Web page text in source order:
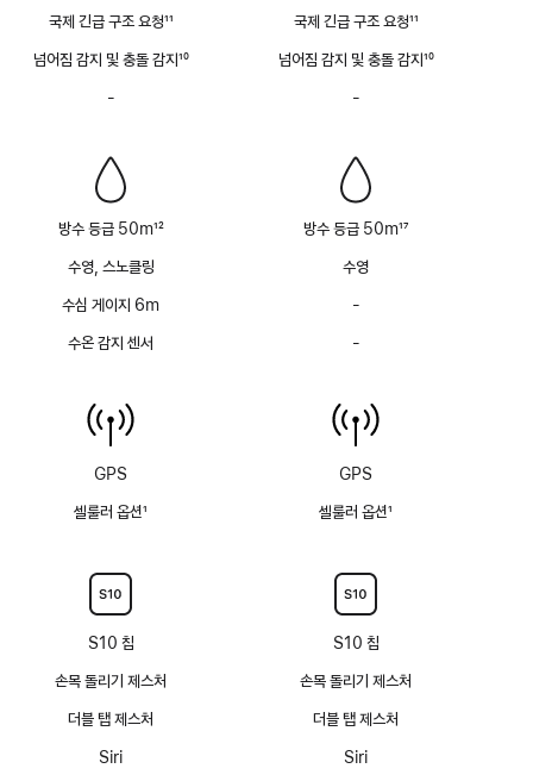
국제 긴급 구조 요청11
넘어짐 감지 및 충돌 감지10
-
방수 등급 50m12
수영, 스노클링
수심 게이지 6m
수온 감지 센서
GPS
셀룰러 옵션1
S10 칩
손목 돌리기 제스처
더블 탭 제스처
Siri
국제 긴급 구조 요청11
넘어짐 감지 및 충돌 감지10
-
방수 등급 50m17
수영
-
없음
-
없음
GPS
셀룰러 옵션1
S10 칩
손목 돌리기 제스처
더블 탭 제스처
Siri